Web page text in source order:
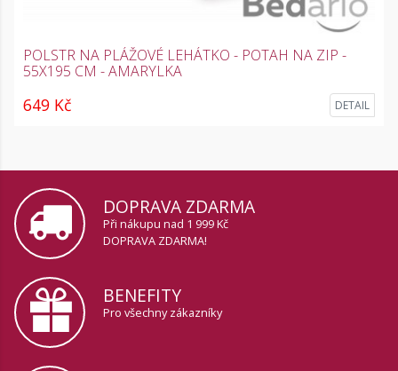
POLSTR NA PLÁŽOVÉ LEHÁTKO - POTAH NA ZIP -
55X195 CM - AMARYLKA
649 Kč DETAIL
DOPRAVA ZDARMA
Při nákupu nad 1 999 Kč
DOPRAVA ZDARMA!
BENEFITY
Pro všechny zákazníky